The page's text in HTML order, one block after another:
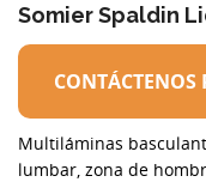
Somier Spaldin
CONTÁCTENOS
Multiláminas
lumbar, zona de